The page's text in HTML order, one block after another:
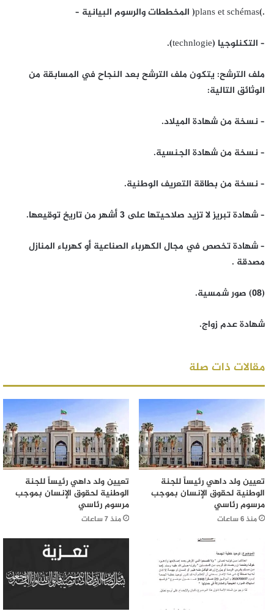
.)plans et schémas( المخططات والرسوم البيانية –
– التكنلوجيا (technlogie).
ملف الترشح: يتكون ملف الترشح بعد النجاح في المسابقة من
الوثائق التالية:
– نسخة من شهادة الميلاد.
– نسخة من شهادة الجنسية.
– نسخة من بطاقة التعريف الوطنية.
– شهادة تبريز لا تزيد صلاحيتها على 3 أشهر من تاريخ توقيعها.
– شهادة تخصص في مجال الكهرباء الصناعية أو كهرباء المنازل
مصدقة .
(08) صور شمسية.
شهادة عدم زواج.
مقالات ذات صلة
تعيين ولد داهي رئيساً للجنة
الوطنية لحقوق الإنسان بموجب
مرسوم رئاسي
منذ 6 ساعات
تعيين ولد داهي رئيساً للجنة
الوطنية لحقوق الإنسان بموجب
مرسوم رئاسي
منذ 7 ساعات